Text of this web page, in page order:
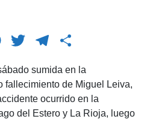
W
h
at
s
T
tt
er
T
e
gr
m
p
sumida en la
fallecimiento de Miguel Leiva,
ocurrido en la
del Estero y La Rioja, luego